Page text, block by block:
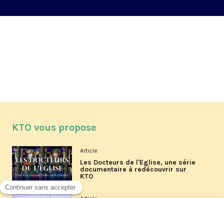
KTO vous propose
Article
Les Docteurs de l'Église, une série
documentaire à redécouvrir sur
KTO